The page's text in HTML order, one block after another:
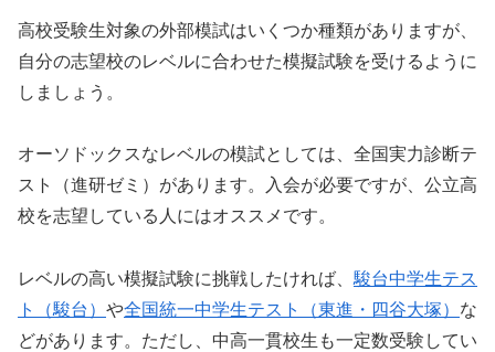
高校受験生対象の外部模試はいくつか種類がありますが、
自分の志望校のレベルに合わせた模擬試験を受けるように
しましょう。
オーソドックスなレベルの模試としては、全国実力診断テ
スト（進研ゼミ）があります。入会が必要ですが、公立高
校を志望している人にはオススメです。
レベルの高い模擬試験に挑戦したければ、 駿台中学生テス
ト（駿台） や全国統一中学生テスト（東進・四谷大塚） な
どがあります。ただし、中高一貫校生も一定数受験してい